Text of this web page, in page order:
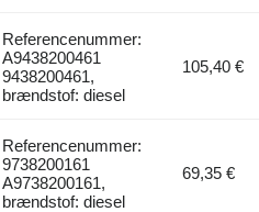
Referencenummer:
A9438200461
9438200461,
brændstof: diesel
105,40 €
Referencenummer:
9738200161
A9738200161,
brændstof: diesel
69,35 €